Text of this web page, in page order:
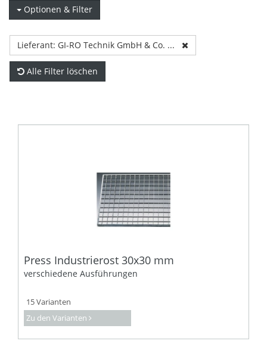
Optionen & Filter
Lieferant: GI-RO Technik GmbH & Co. ...
Alle Filter löschen
Press Industrierost 30x30 mm
verschiedene Ausführungen
15 Varianten
Zu den Varianten